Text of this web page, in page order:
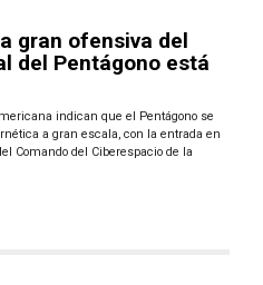
gran ofensiva del
del Pentágono está
indican que el Pentágono se
a gran escala, con la entrada en
Comando del Ciberespacio de la